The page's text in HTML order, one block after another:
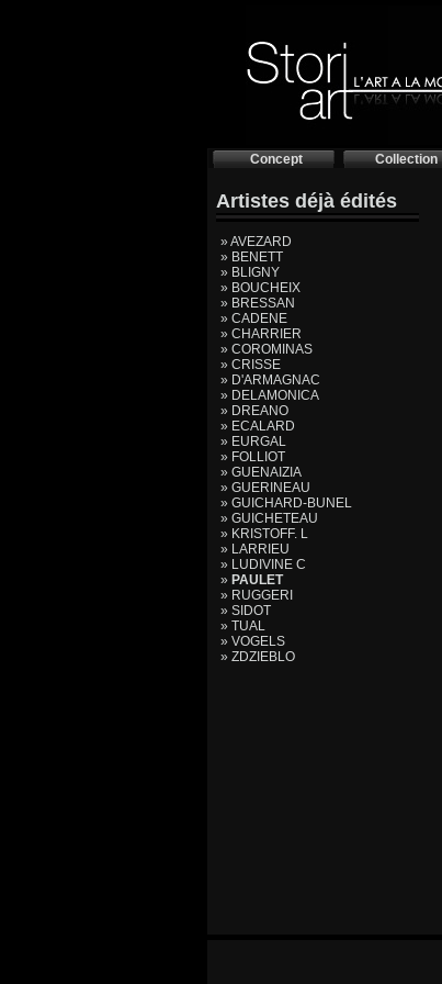
Concept Collection
Artistes déjà édités
» AVEZARD
» BENETT
» BLIGNY
» BOUCHEIX
» BRESSAN
» CADENE
» CHARRIER
» COROMINAS
» CRISSE
» D'ARMAGNAC
» DELAMONICA
» DREANO
» ECALARD
» EURGAL
» FOLLIOT
» GUENAIZIA
» GUERINEAU
» GUICHARD-BUNEL
» GUICHETEAU
» KRISTOFF. L
» LARRIEU
» LUDIVINE C
» PAULET
» RUGGERI
» SIDOT
» TUAL
» VOGELS
» ZDZIEBLO